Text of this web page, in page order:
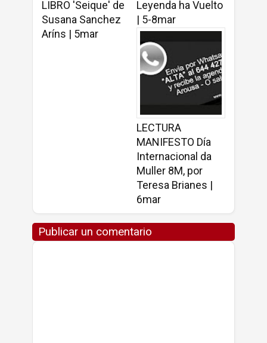
LIBRO 'Seique' de
Susana Sanchez
Aríns | 5mar
Leyenda ha Vuelto
| 5-8mar
LECTURA
MANIFESTO Día
Internacional da
Muller 8M, por
Teresa Brianes |
6mar
Publicar un comentario